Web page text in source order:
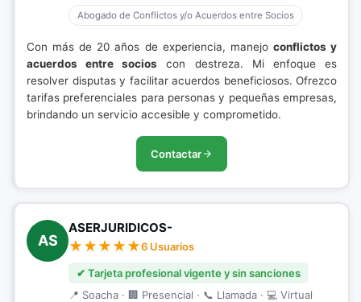
Abogado de Conflictos y/o Acuerdos entre Socios
Con más de 20 años de experiencia, manejo conflictos y
acuerdos entre socios con destreza. Mi enfoque es
resolver disputas y facilitar acuerdos beneficiosos. Ofrezco
tarifas preferenciales para personas y pequeñas empresas,
brindando un servicio accesible y comprometido.
Contactar
AS
ASERJURIDICOS-
6 Usuarios
✔ Tarjeta profesional vigente y sin sanciones
📍 Soacha · 🏢 Presencial · 📞 Llamada · 💻 Virtual